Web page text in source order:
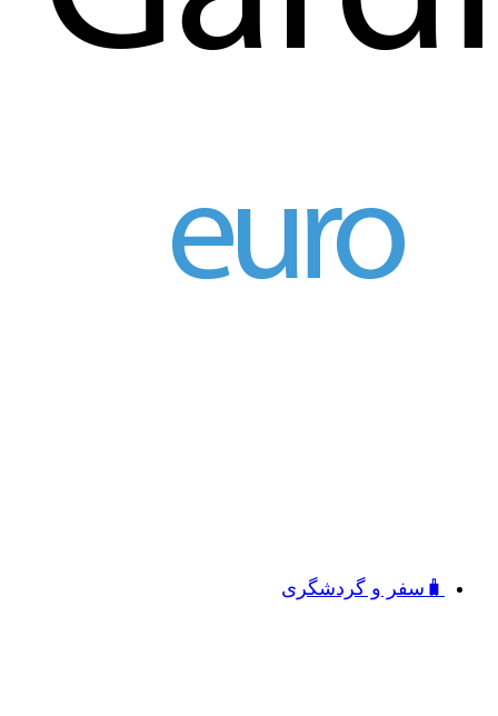
🧳سفر و گردشگری